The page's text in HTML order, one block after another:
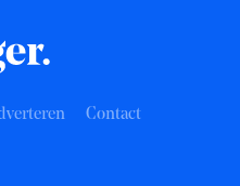
Contact